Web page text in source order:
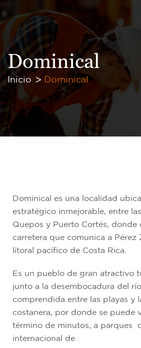
Dominical
Inicio Dominical
Dominical es una localidad
estratégico inmejorable, entre
Quepos y Puerto Cortés, donde
carretera que comunica a Pérez
litoral pacífico de Costa Rica.
Es un pueblo de gran atractivo
junto a la desembocadura del
comprendida entre las playas y
costanera, por donde se puede
término de minutos, a parques
internacional de